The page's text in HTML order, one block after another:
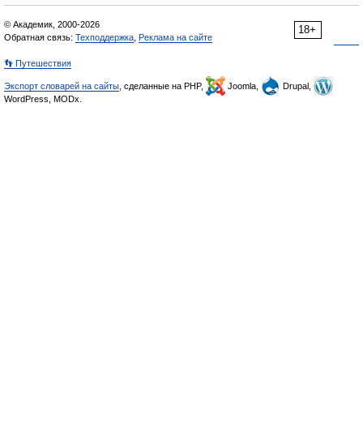
18+
© Академик, 2000-2026
Обратная связь: Техподдержка Реклама на сайте
👣 Путешествия
Экспорт словарей на сайты , сделанные на PHP, Joomla,
Drupal,
WordPress, MODx.